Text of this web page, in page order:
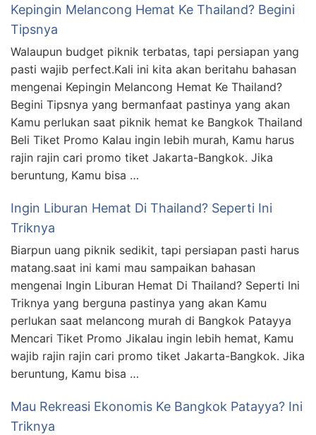
Kepingin Melancong Hemat Ke Thailand? Begini
Tipsnya
Walaupun budget piknik terbatas, tapi persiapan yang
pasti wajib perfect.Kali ini kita akan beritahu bahasan
mengenai Kepingin Melancong Hemat Ke Thailand?
Begini Tipsnya yang bermanfaat pastinya yang akan
Kamu perlukan saat piknik hemat ke Bangkok Thailand
Beli Tiket Promo Kalau ingin lebih murah, Kamu harus
rajin rajin cari promo tiket Jakarta-Bangkok. Jika
beruntung, Kamu bisa …
Ingin Liburan Hemat Di Thailand? Seperti Ini
Triknya
Biarpun uang piknik sedikit, tapi persiapan pasti harus
matang.saat ini kami mau sampaikan bahasan
mengenai Ingin Liburan Hemat Di Thailand? Seperti Ini
Triknya yang berguna pastinya yang akan Kamu
perlukan saat melancong murah di Bangkok Patayya
Mencari Tiket Promo Jikalau ingin lebih hemat, Kamu
wajib rajin rajin cari promo tiket Jakarta-Bangkok. Jika
beruntung, Kamu bisa …
Mau Rekreasi Ekonomis Ke Bangkok Patayya? Ini
Triknya